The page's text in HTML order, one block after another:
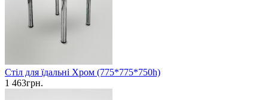
Стіл для їдальні Хром (775*775*750h)
1 463грн.